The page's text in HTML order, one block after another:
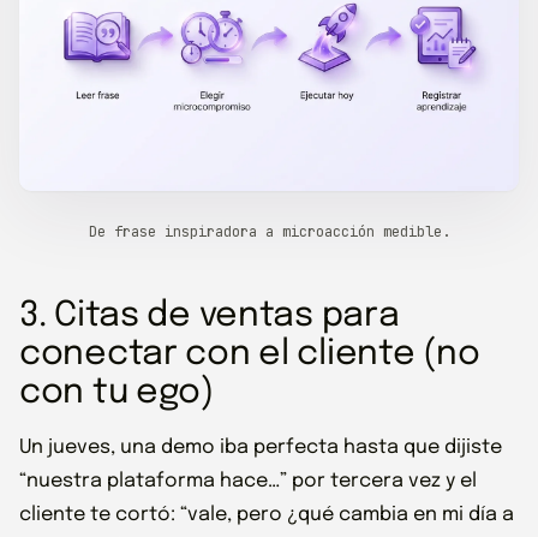
De frase inspiradora a microacción medible.
3. Citas de ventas para
conectar con el cliente (no
con tu ego)
Un jueves, una demo iba perfecta hasta que dijiste
“nuestra plataforma hace…” por tercera vez y el
cliente te cortó: “vale, pero ¿qué cambia en mi día a